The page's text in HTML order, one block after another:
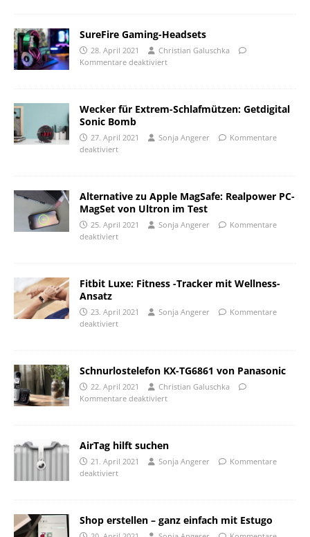
SureFire Gaming-Headsets
28. April 2021
Christian Galuschka
Kommentare deaktiviert
Wecker für Extrem-Schlafmützen: Getdigital
Sonic Bomb
27. April 2021 Sonja Angerer
Kommentare
deaktiviert
Alternative zu Apple MagSafe: Realpower PC-
MagSet von Ultron im Test
25. April 2021 Sonja Angerer
Kommentare
deaktiviert
Fitbit Luxe: Fitness -Tracker mit Wellness-
Ansatz
23. April 2021 Sonja Angerer
Kommentare
deaktiviert
Schnurlostelefon KX-TG6861 von Panasonic
22. April 2021
Christian Galuschka
Kommentare deaktiviert
AirTag hilft suchen
21. April 2021 Sonja Angerer
Kommentare
deaktiviert
Shop erstellen – ganz einfach mit Estugo